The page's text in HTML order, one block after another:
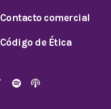
Contacto comercial
Código de Ética